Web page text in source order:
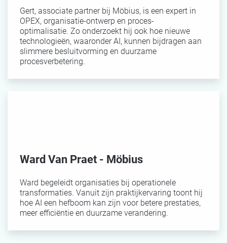
Gert, associate partner bij Möbius, is een expert in
OPEX, organisatie-ontwerp en proces-
optimalisatie. Zo onderzoekt hij ook hoe nieuwe
technologieën, waaronder AI, kunnen bijdragen aan
slimmere besluitvorming en duurzame
procesverbetering.
Ward Van Praet - Möbius
Ward begeleidt organisaties bij operationele
transformaties. Vanuit zijn praktijkervaring toont hij
hoe AI een hefboom kan zijn voor betere prestaties,
meer efficiëntie en duurzame verandering.